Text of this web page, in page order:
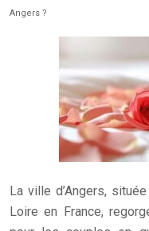
Angers ?
La ville d’Angers,
Loire en France,